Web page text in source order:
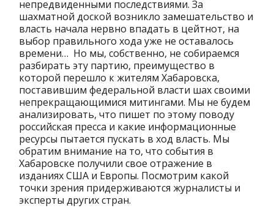
непредвиденными последствиями. За
шахматной доской возникло замешательство и
власть начала нервно впадать в цейтнот, на
выбор правильного хода уже не оставалось
времени… Но мы, собственно, не собираемся
разбирать эту партию, преимущество в
которой перешло к жителям Хабаровска,
поставившим федеральной власти шах своими
непрекращающимися митингами. Мы не будем
анализировать, что пишет по этому поводу
российская пресса и какие информационные
ресурсы пытается пускать в ход власть. Мы
обратим внимание на то, что события в
Хабаровске получили свое отражение в
изданиях США и Европы. Посмотрим какой
точки зрения придерживаются журналисты и
эксперты других стран.